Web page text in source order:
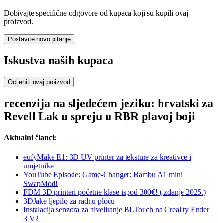
Dobivajte specifične odgovore od kupaca koji su kupili ovaj
proizvod.
Postavite novo pitanje
Iskustva naših kupaca
Ocijeniti ovaj proizvod
recenzija na sljedećem jeziku: hrvatski za
Revell Lak u spreju u RBR plavoj boji
Aktualni članci:
eufyMake E1: 3D UV printer za teksture za kreativce i
umjetnike
YouTube Episode: Game-Changer: Bambu A1 mini
SwapMod!
FDM 3D printeri početne klase ispod 300€! (izdanje 2025.)
3DJake ljepilo za radnu ploču
Instalacija senzora za niveliranje BLTouch na Creality Ender
3 V2